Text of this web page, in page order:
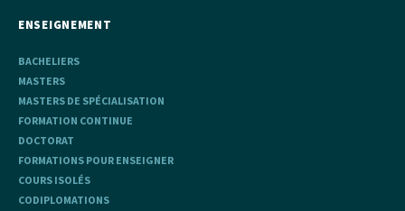
ENSEIGNEMENT
BACHELIERS
MASTERS
MASTERS DE SPÉCIALISATION
FORMATION CONTINUE
DOCTORAT
FORMATIONS POUR ENSEIGNER
COURS ISOLÉS
CODIPLOMATIONS